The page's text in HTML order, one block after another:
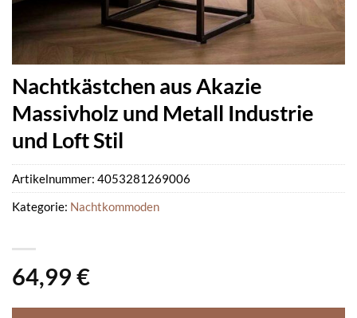
Nachtkästchen aus Akazie
Massivholz und Metall Industrie
und Loft Stil
64,99 €
Artikelnummer: 4053281269006
Kategorie: Nachtkommoden